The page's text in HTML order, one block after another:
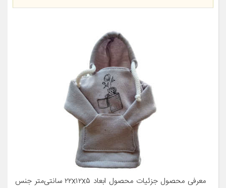
معرفی محصول جزئیات محصول ابعاد ۲۲x۱۲x۵ سانتی‌متر جنس